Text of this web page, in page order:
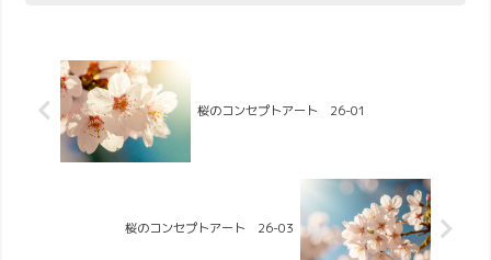
桜のコンセプトアート 26-01
桜のコンセプトアート 26-03